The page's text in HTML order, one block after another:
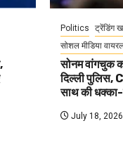
Politics ट्रेंडिंग
सोशल मीडिया
सोनम वांगचुक
दिल्ली पुलिस,
साथ की
July 18, 2026